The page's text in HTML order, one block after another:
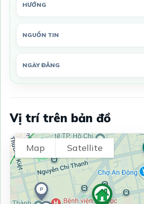
HƯỚNG
NGUỒN TIN
NGÀY ĐĂNG
Vị trí trên bản đồ
Map Satellite